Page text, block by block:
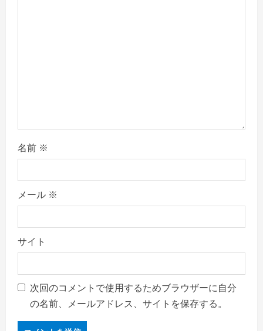
名前 ※
メール ※
サイト
次回のコメントで使用するためブラウザーに自分
の名前、メールアドレス、サイトを保存する。